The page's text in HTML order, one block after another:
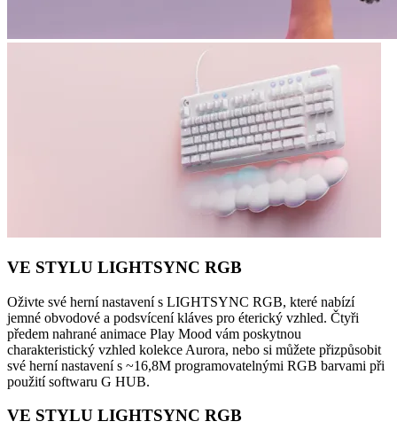
VE STYLU LIGHTSYNC RGB
Oživte své herní nastavení s LIGHTSYNC RGB, které nabízí
jemné obvodové a podsvícení kláves pro éterický vzhled. Čtyři
předem nahrané animace Play Mood vám poskytnou
charakteristický vzhled kolekce Aurora, nebo si můžete přizpůsobit
své herní nastavení s ~16,8M programovatelnými RGB barvami při
použití softwaru G HUB.
VE STYLU LIGHTSYNC RGB